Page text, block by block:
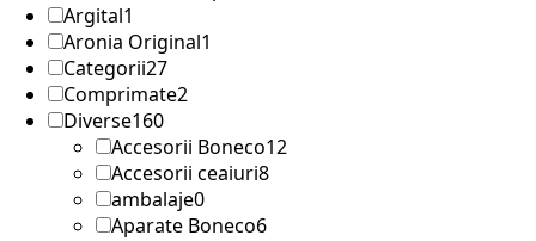
Argital1
Aronia Original1
Categorii27
Comprimate2
Diverse160
Accesorii Boneco12
Accesorii ceaiuri8
ambalaje0
Aparate Boneco6